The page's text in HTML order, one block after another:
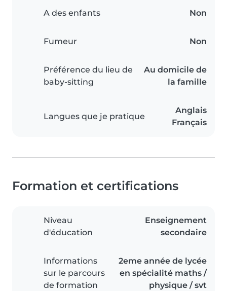
A des enfants Non
Fumeur Non
Préférence du lieu de
baby-sitting
Au domicile de
la famille
Langues que je pratique
Anglais
Français
Formation et certifications
Niveau
d'éducation
Enseignement
secondaire
Informations
sur le parcours
de formation
2eme année de lycée
en spécialité maths /
physique / svt